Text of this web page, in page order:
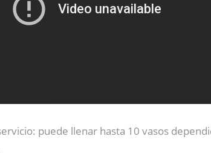
puede llenar hasta 10 vasos